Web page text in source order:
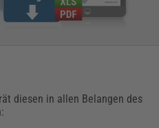
diesen in allen Belangen des